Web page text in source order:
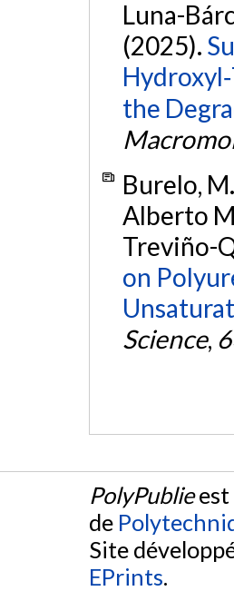
Luna-
(2025).
the
Burelo,
Alberto
Treviño-
on
Science,
PolyPublieest
de
Site
EPrints.